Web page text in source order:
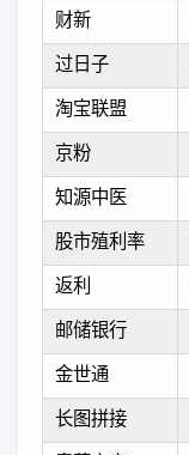
财新
过日子
淘宝联盟
京粉
知源中医
股市殖利率
返利
邮储银行
金世通
长图拼接